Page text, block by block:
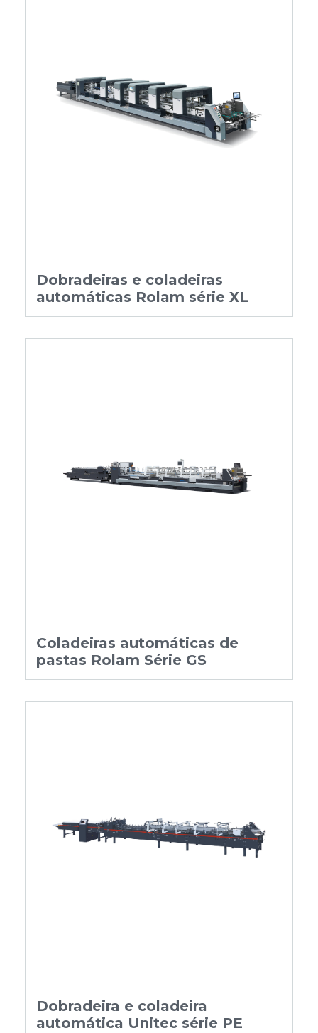
Dobradeiras e coladeiras
automáticas Rolam série XL
Coladeiras automáticas de
pastas Rolam Série GS
Dobradeira e coladeira
automática Unitec série PE